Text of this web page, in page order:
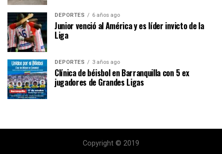
DEPORTES 6 años ago
Junior venció al América y es líder invicto de la
Liga
DEPORTES 3 años ago
Clínica de béisbol en Barranquilla con 5 ex
jugadores de Grandes Ligas
Copyright © 2019